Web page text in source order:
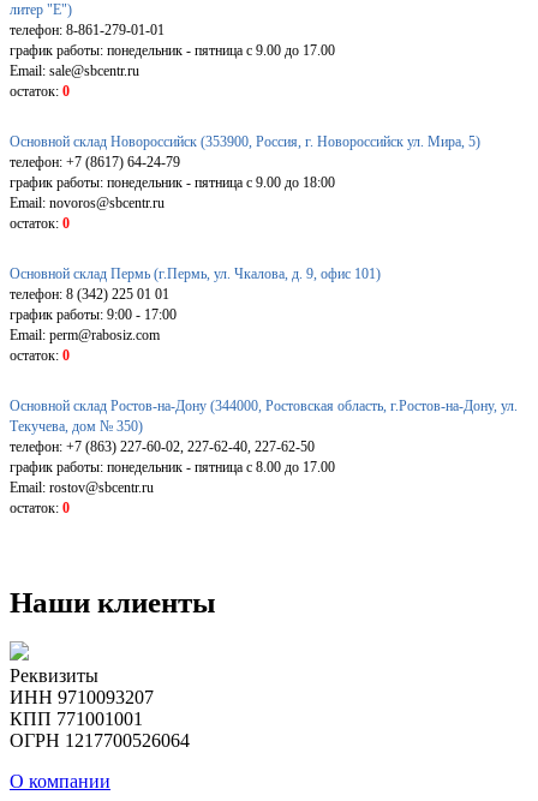
литер "Е")
телефон: 8-861-279-01-01
график работы: понедельник - пятница с 9.00 до 17.00
Email: sale@sbcentr.ru
остаток: 0
Основной склад Новороссийск (353900, Россия, г. Новороссийск ул. Мира, 5)
телефон: +7 (8617) 64-24-79
график работы: понедельник - пятница с 9.00 до 18:00
Email: novoros@sbcentr.ru
остаток: 0
Основной склад Пермь (г.Пермь, ул. Чкалова, д. 9, офис 101)
телефон: 8 (342) 225 01 01
график работы: 9:00 - 17:00
Email: perm@rabosiz.com
остаток: 0
Основной склад Ростов-на-Дону (344000, Ростовская область, г.Ростов-на-Дону, ул.
Текучева, дом № 350)
телефон: +7 (863) 227-60-02, 227-62-40, 227-62-50
график работы: понедельник - пятница с 8.00 до 17.00
Email: rostov@sbcentr.ru
остаток: 0
Наши клиенты
Реквизиты
ИНН 9710093207
КПП 771001001
ОГРН 1217700526064
О компании